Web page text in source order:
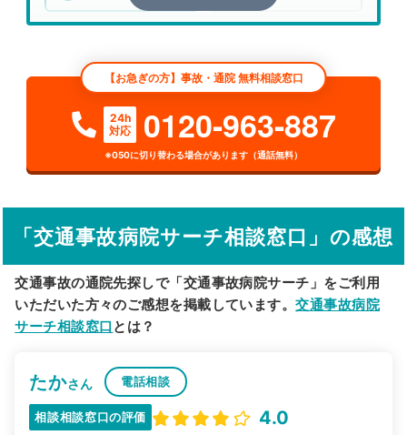
検索する
詳細条件で絞り込む
その他の検索方法
駅から探す 院名から探す
【お急ぎの方】事故・通院 無料相談窓口
24h
対応
0120-963-887
※050に切り替わる場合があります（通話無料）
「交通事故病院サーチ相談窓口」の感想
交通事故の通院先探しで「交通事故病院サーチ」をご利用
いただいた方々のご感想を掲載しています。交通事故病院
サーチ相談窓口 とは？
たかさん 電話相談
相談相談窓口の評価 4.0